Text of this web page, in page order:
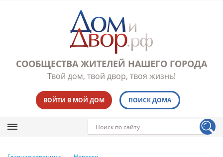
СООБЩЕСТВА ЖИТЕЛЕЙ НАШЕГО ГОРОДА
Твой дом, твой двор, твоя жизнь!
ВОЙТИ В МОЙ ДОМ ПОИСК ДОМА